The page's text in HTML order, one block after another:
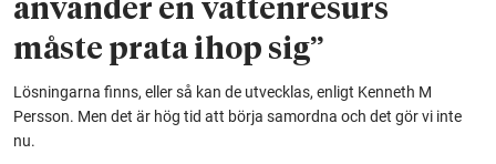
använder en vattenresurs
måste prata ihop sig”
Lösningarna finns, eller så kan de utvecklas, enligt Kenneth M
Persson. Men det är hög tid att börja samordna och det gör vi inte
nu.